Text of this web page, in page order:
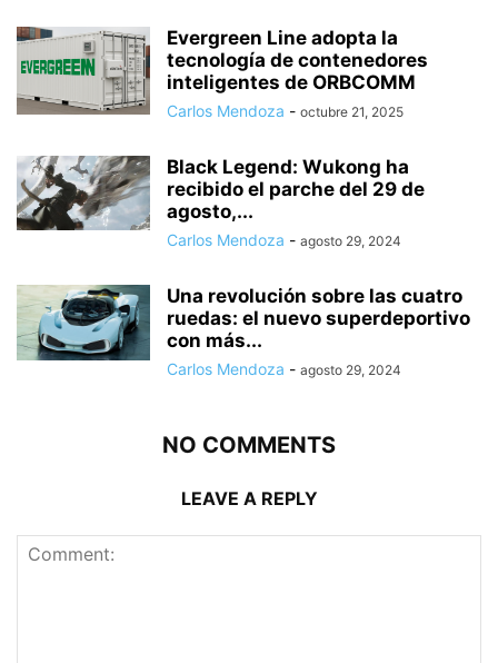
Evergreen Line adopta la
tecnología de contenedores
inteligentes de ORBCOMM
Carlos Mendoza - octubre 21, 2025
Black Legend: Wukong ha
recibido el parche del 29 de
agosto,...
Carlos Mendoza - agosto 29, 2024
Una revolución sobre las cuatro
ruedas: el nuevo superdeportivo
con más...
Carlos Mendoza - agosto 29, 2024
NO COMMENTS
LEAVE A REPLY